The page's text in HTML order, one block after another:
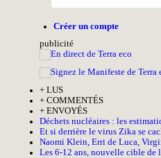
Créer un compte
publicité
+ LUS
+ COMMENTÉS
+ ENVOYÉS
Déchets nucléaires : les
Et si derrière le virus Zika se
Naomi Klein, Erri de Luca,
Les 6-12 ans, nouvelle cible de